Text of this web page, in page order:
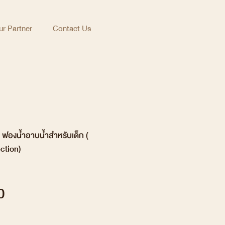
องน้ำอาบน้ำสำหรับเด็ก (
Price
Partner Contact Us